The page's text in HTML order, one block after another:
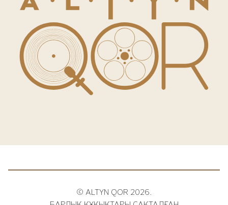
© ALTYN QOR 2026.